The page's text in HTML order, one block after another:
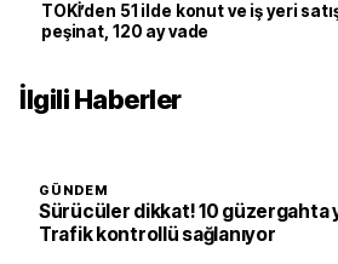
TOKİ’den 51 ilde konut ve iş yeri
peşinat, 120 ay vade
İlgili Haberler
GÜNDEM
Sürücüler dikkat! 10 güzergahta
Trafik kontrollü sağlanıyor